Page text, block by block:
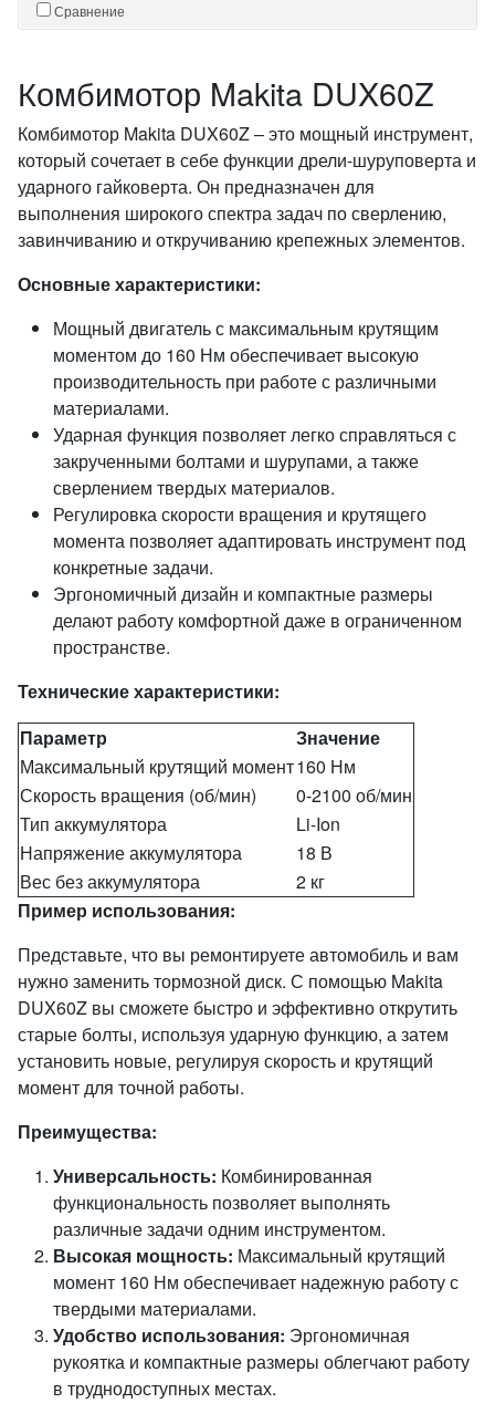
Сравнение
Комбимотор Makita DUX60Z
Комбимотор Makita DUX60Z – это мощный инструмент,
который сочетает в себе функции дрели-шуруповерта и
ударного гайковерта. Он предназначен для
выполнения широкого спектра задач по сверлению,
завинчиванию и откручиванию крепежных элементов.
Основные характеристики:
Мощный двигатель с максимальным крутящим
моментом до 160 Нм обеспечивает высокую
производительность при работе с различными
материалами.
Ударная функция позволяет легко справляться с
закрученными болтами и шурупами, а также
сверлением твердых материалов.
Регулировка скорости вращения и крутящего
момента позволяет адаптировать инструмент под
конкретные задачи.
Эргономичный дизайн и компактные размеры
делают работу комфортной даже в ограниченном
пространстве.
Технические характеристики:
Параметр
Значение
Максимальный крутящий момент160 Нм
Скорость вращения (об/мин)
0-2100 об/мин
Тип аккумулятора
Li-Ion
Напряжение аккумулятора
18 В
Вес без аккумулятора
2 кг
Пример использования:
Представьте, что вы ремонтируете автомобиль и вам
нужно заменить тормозной диск. С помощью Makita
DUX60Z вы сможете быстро и эффективно открутить
старые болты, используя ударную функцию, а затем
установить новые, регулируя скорость и крутящий
момент для точной работы.
Преимущества:
Универсальность: Комбинированная
функциональность позволяет выполнять
различные задачи одним инструментом.
Высокая мощность: Максимальный крутящий
момент 160 Нм обеспечивает надежную работу с
твердыми материалами.
Удобство использования: Эргономичная
рукоятка и компактные размеры облегчают работу
в труднодоступных местах.